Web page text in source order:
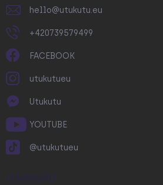
hello@utukutu.eu
+420739579499
FACEBOOK
utukutueu
Utukutu
YOUTUBE
@utukutueu
O NÁKUPU